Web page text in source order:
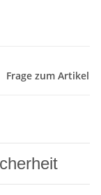
Frage zum Artikel